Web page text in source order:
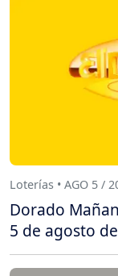
Loterías • AGO 5 /
Dorado
5 de agosto